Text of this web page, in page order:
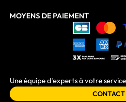
MOYENS DE PAIEMENT
Une équipe d'experts à votre service
CONTACT